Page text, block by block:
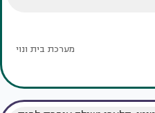
מערכת בית ונוי